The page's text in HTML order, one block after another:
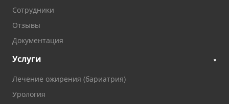
Сотрудники
Отзывы
Документация
Услуги
Лечение ожирения (бариатрия)
Урология